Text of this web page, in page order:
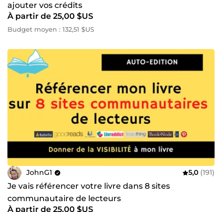
ajouter vos crédits
À partir de 25,00 $US
Budget moyen : 132,51 $US
JohnG1 5,0 (191)
Je vais référencer votre livre dans 8 sites
communautaire de lecteurs
À partir de 25,00 $US